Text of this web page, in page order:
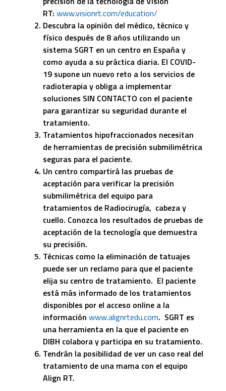
RT: www.visionrt.com/education/
Descubra la opinión del médico, técnico y
físico después de 8 años utilizando un
sistema SGRT en un centro en España y
como ayuda a su práctica diaria. El COVID-
19 supone un nuevo reto a los servicios de
radioterapia y obliga a implementar
soluciones SIN CONTACTO con el paciente
para garantizar su seguridad durante el
tratamiento.
Tratamientos hipofraccionados necesitan
de herramientas de precisión submilimétrica
seguras para el paciente.
Un centro compartirá las pruebas de
aceptación para verificar la precisión
submilimétrica del equipo para
tratamientos de Radiocirugía, cabeza y
cuello. Conozca los resultados de pruebas de
aceptación de la tecnología que demuestra
su precisión.
Técnicas como la eliminación de tatuajes
puede ser un reclamo para que el paciente
elija su centro de tratamiento. El paciente
está más informado de los tratamientos
disponibles por el acceso online a la
información www.alignrtedu.com. SGRT es
una herramienta en la que el paciente en
DIBH colabora y participa en su tratamiento.
Tendrán la posibilidad de ver un caso real del
tratamiento de una mama con el equipo
Align RT.